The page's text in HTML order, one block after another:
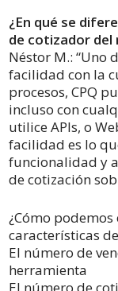
¿En qué se
de cotizador del
Néstor M.: “Uno
facilidad con la
procesos, CPQ
incluso con
utilice APIs, o
facilidad es lo
funcionalidad y
de cotización
¿Cómo
características
El número de
herramienta
El número de